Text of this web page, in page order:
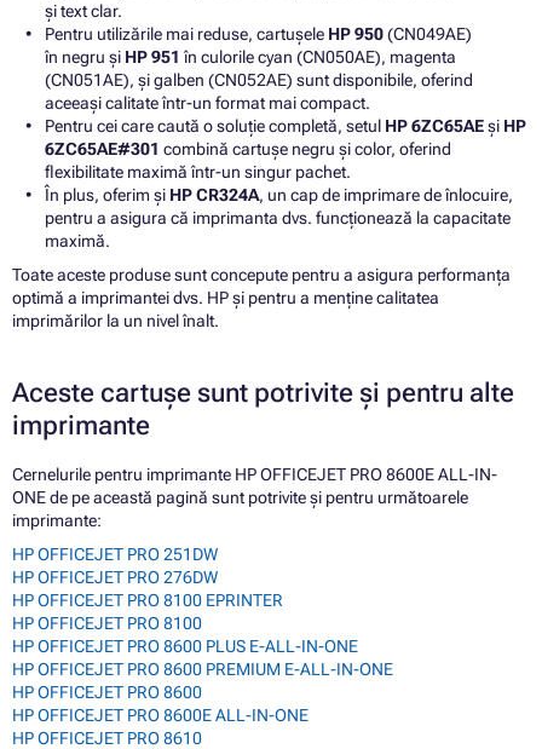
și text clar.
Pentru utilizările mai reduse, cartușele HP 950(CN049AE)
în negru și HP 951 în culorile cyan (CN050AE), magenta
(CN051AE), și galben (CN052AE) sunt disponibile, oferind
aceeași calitate într-un format mai compact.
Pentru cei care caută o soluție completă, setul HP 6ZC65AEși HP
6ZC65AE#301 combină cartușe negru și color, oferind
flexibilitate maximă într-un singur pachet.
În plus, oferim și HP CR324A, un cap de imprimare de înlocuire,
pentru a asigura că imprimanta dvs. funcționează la capacitate
maximă.
Toate aceste produse sunt concepute pentru a asigura performanța
optimă a imprimantei dvs. HP și pentru a menține calitatea
imprimărilor la un nivel înalt.
Aceste cartușe sunt potrivite și pentru alte
imprimante
Cernelurile pentru imprimante HP OFFICEJET PRO 8600E ALL-IN-
ONE de pe această pagină sunt potrivite și pentru următoarele
imprimante:
HP OFFICEJET PRO 251DW
HP OFFICEJET PRO 276DW
HP OFFICEJET PRO 8100 EPRINTER
HP OFFICEJET PRO 8100
HP OFFICEJET PRO 8600 PLUS E-ALL-IN-ONE
HP OFFICEJET PRO 8600 PREMIUM E-ALL-IN-ONE
HP OFFICEJET PRO 8600
HP OFFICEJET PRO 8600E ALL-IN-ONE
HP OFFICEJET PRO 8610